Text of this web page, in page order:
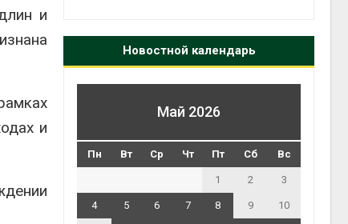
и
и
Новостной календарь
Май 2026
Пн Вт Ср Чт Пт Сб Вс
1 2 3
4 5 6 7 8 9 10